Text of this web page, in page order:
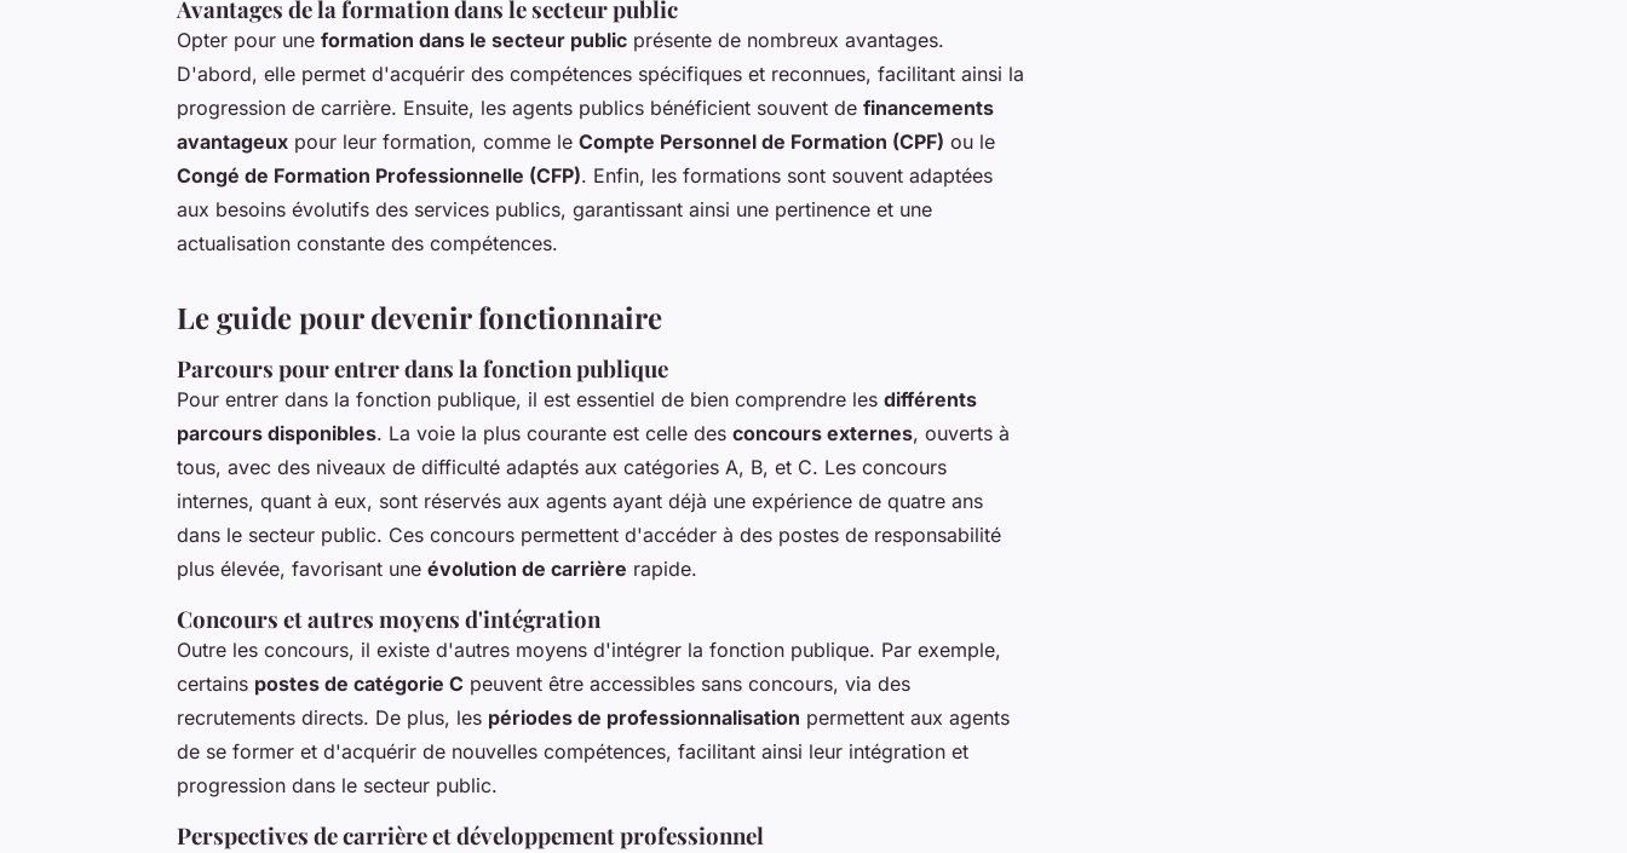
Avantages de la formation dans le secteur public
Opter pour une formation dans le secteur public présente de nombreux avantages.
D'abord, elle permet d'acquérir des compétences spécifiques et reconnues, facilitant ainsi la
progression de carrière. Ensuite, les agents publics bénéficient souvent de financements
avantageux pour leur formation, comme le Compte Personnel de Formation (CPF) ou le
Congé de Formation Professionnelle (CFP). Enfin, les formations sont souvent adaptées
aux besoins évolutifs des services publics, garantissant ainsi une pertinence et une
actualisation constante des compétences.
Le guide pour devenir fonctionnaire
Parcours pour entrer dans la fonction publique
Pour entrer dans la fonction publique, il est essentiel de bien comprendre les différents
parcours disponibles. La voie la plus courante est celle des concours externes, ouverts à
tous, avec des niveaux de difficulté adaptés aux catégories A, B, et C. Les concours
internes, quant à eux, sont réservés aux agents ayant déjà une expérience de quatre ans
dans le secteur public. Ces concours permettent d'accéder à des postes de responsabilité
plus élevée, favorisant une évolution de carrière rapide.
Concours et autres moyens d'intégration
Outre les concours, il existe d'autres moyens d'intégrer la fonction publique. Par exemple,
certains postes de catégorie C peuvent être accessibles sans concours, via des
recrutements directs. De plus, les périodes de professionnalisation permettent aux agents
de se former et d'acquérir de nouvelles compétences, facilitant ainsi leur intégration et
progression dans le secteur public.
Perspectives de carrière et développement professionnel